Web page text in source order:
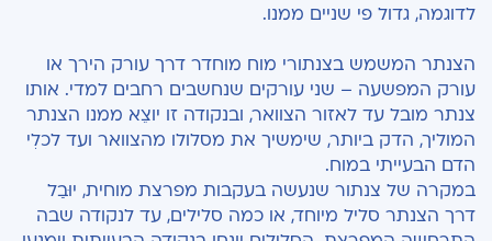
לדוגמה, גדול פי שניים ממנו.
הצנתר המשמש בצנתורי מוח מוחדר דרך עורק הירך או
עורק המפשעה – שני עורקים שנחשבים רחבים למדי. אותו
צנתר מובל עד לאזור הצוואר, ובנקודה זו יוצֵא ממנו הצנתר
המוליך, הדק ביותר, שימשיך את מסלולו מהצוואר ועד לכלִי
הדם הבעייתי במוח.
במקרה של צנתור שנעשה בעקבות מפרצת מוחית, יוּבַל
דרך הצנתר סליל מיוחד, או כמה סלילים, עד לנקודה שבה